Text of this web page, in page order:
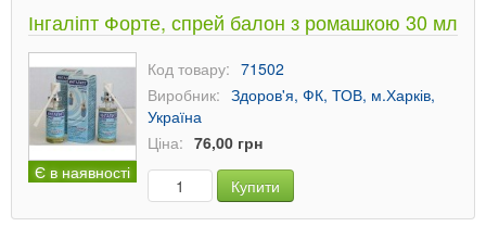
Інгаліпт Форте, спрей балон з ромашкою 30 мл
Є в наявності
Код товару: 71502
Виробник: Здоров'я, ФК, ТОВ, м.Харків,
Україна
Ціна: 76,00 грн
Купити